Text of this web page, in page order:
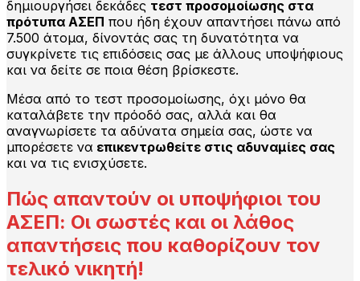
δημιουργήσει δεκάδες τεστ προσομοίωσης στα
πρότυπα ΑΣΕΠ που ήδη έχουν απαντήσει πάνω από
7.500 άτομα, δίνοντάς σας τη δυνατότητα να
συγκρίνετε τις επιδόσεις σας με άλλους υποψήφιους
και να δείτε σε ποια θέση βρίσκεστε.
Μέσα από το τεστ προσομοίωσης, όχι μόνο θα
καταλάβετε την πρόοδό σας, αλλά και θα
αναγνωρίσετε τα αδύνατα σημεία σας, ώστε να
μπορέσετε να επικεντρωθείτε στις αδυναμίες σας
και να τις ενισχύσετε.
Πώς απαντούν οι υποψήφιοι του
ΑΣΕΠ: Οι σωστές και οι λάθος
απαντήσεις που καθορίζουν τον
τελικό νικητή!